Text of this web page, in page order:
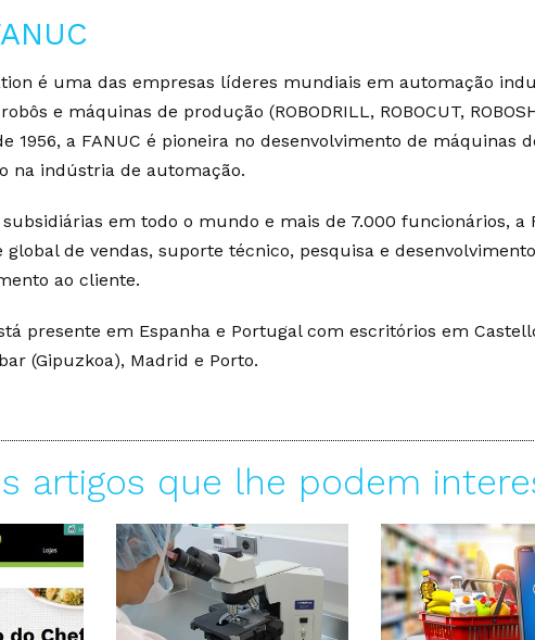
é uma das empresas líderes mundiais em automação
e máquinas de produção (ROBODRILL, ROBOCUT,
1956, a FANUC é pioneira no desenvolvimento de máquinas
na indústria de automação.
em todo o mundo e mais de 7.000 funcionários, a
de vendas, suporte técnico, pesquisa e
ao cliente.
presente em Espanha e Portugal com escritórios em
(Gipuzkoa), Madrid e Porto.
artigos que lhe podem